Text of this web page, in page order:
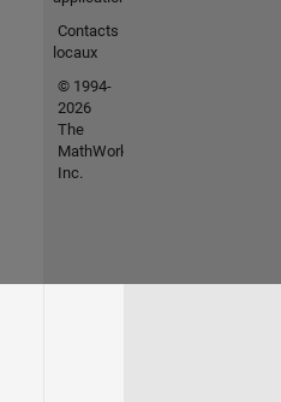
Contacts
locaux
© 1994-
2026
The
MathWorks,
Inc.